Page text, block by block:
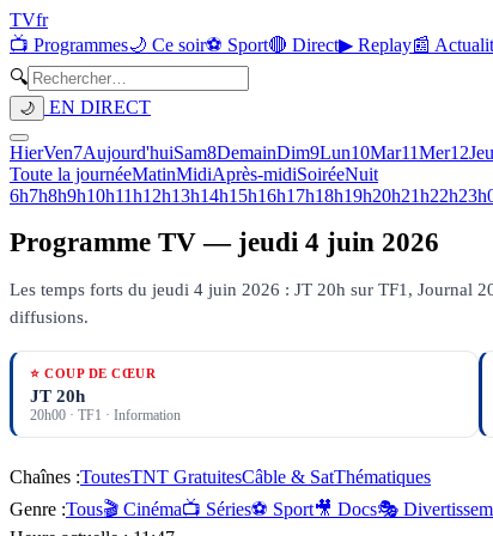
TVfr
📺 Programmes🌙 Ce soir⚽ Sport🔴 Direct▶ Replay📰
🔍
🌙 EN DIRECT
HierVen7Aujourd'huiSam8DemainDim9Lun10Mar11Mer12Jeu
Toute la journéeMatinMidiAprès-midiSoiréeNuit
6h7h8h9h10h11h12h13h14h15h16h17h18h19h20h21h22h23h
Programme TV — jeudi 4 juin 2026
Les temps forts du jeudi 4 juin 2026 : JT 20h sur TF1, Journal
diffusions.
⭐ COUP DE CŒUR
JT 20h
20h00 · TF1 · Information
Chaînes :ToutesTNT GratuitesCâble & SatThématiques
Genre :Tous🎬 Cinéma📺 Séries⚽ Sport🎥 Docs🎭